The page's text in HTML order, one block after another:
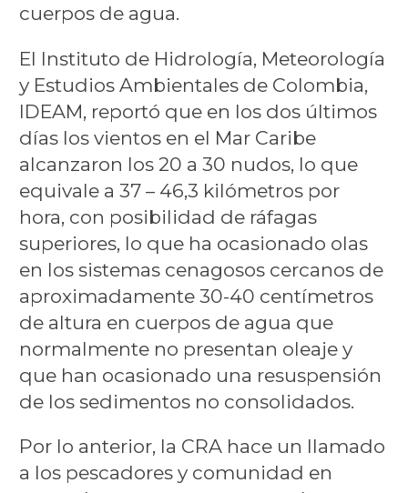
cuerpos de agua.
El Instituto de Hidrología, Meteorología
y Estudios Ambientales de Colombia,
IDEAM, reportó que en los dos últimos
días los vientos en el Mar Caribe
alcanzaron los 20 a 30 nudos, lo que
equivale a 37 – 46,3 kilómetros por
hora, con posibilidad de ráfagas
superiores, lo que ha ocasionado olas
en los sistemas cenagosos cercanos de
aproximadamente 30-40 centímetros
de altura en cuerpos de agua que
normalmente no presentan oleaje y
que han ocasionado una resuspensión
de los sedimentos no consolidados.
Por lo anterior, la CRA hace un llamado
a los pescadores y comunidad en